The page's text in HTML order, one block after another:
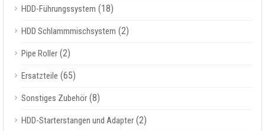
HDD-Führungssystem (18)
HDD Schlammmischsystem (2)
Pipe Roller (2)
Ersatzteile (65)
Sonstiges Zubehör (8)
HDD-Starterstangen und Adapter (2)